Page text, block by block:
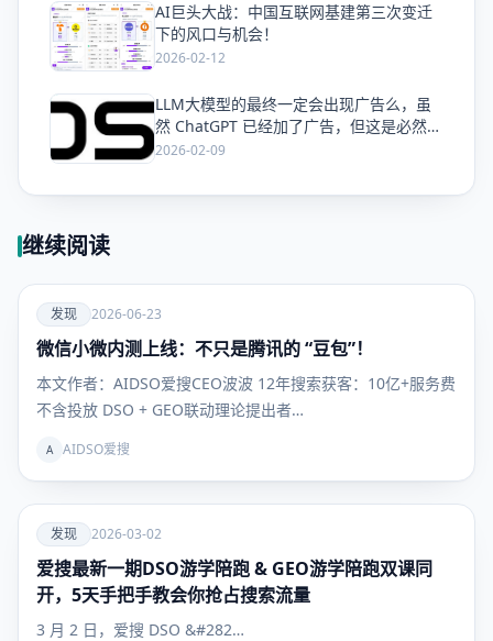
爱
AI巨头大战：中国互联网基建第三次变迁
下的风口与机会！
2026-02-12
爱
LLM大模型的最终一定会出现广告么，虽
然 ChatGPT 已经加了广告，但这是必然终
局么？
2026-02-09
继续阅读
爱
发现
发现 2026-06-23
微信小微内测上线：不只是腾讯的 “豆包”！
本文作者：AIDSO爱搜CEO波波 12年搜索获客：10亿+服务费
不含投放 DSO + GEO联动理论提出者…
A AIDSO爱搜
爱
发现
发现 2026-03-02
爱搜最新一期DSO游学陪跑 & GEO游学陪跑双课同
开，5天手把手教会你抢占搜索流量
3 月 2 日，爱搜 DSO &#282…